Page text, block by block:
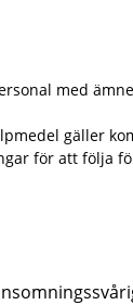
med
gäller
för att följa